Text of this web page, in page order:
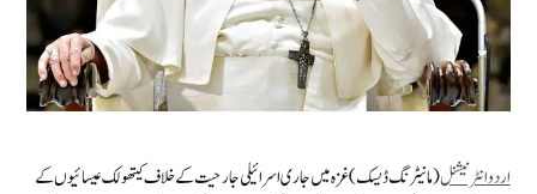
اردو انٹرنیشنل(مانیٹرنگ ڈیسک) غزہ میں جاری اسرائیلی جارحیت کے خلاف کیتھولک عیسائیوں کے